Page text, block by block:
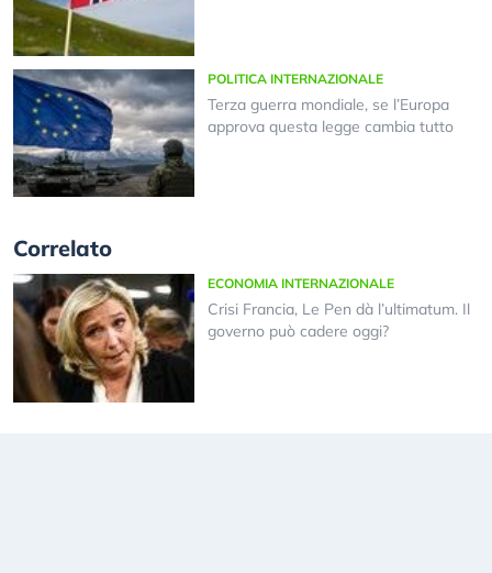
POLITICA INTERNAZIONALE
Terza guerra mondiale, se l’Europa
approva questa legge cambia tutto
Correlato
ECONOMIA INTERNAZIONALE
Crisi Francia, Le Pen dà l’ultimatum. Il
governo può cadere oggi?